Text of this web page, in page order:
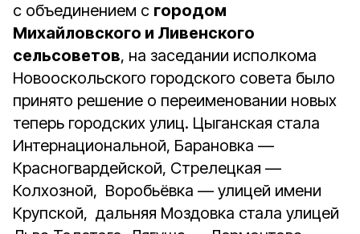
с объединением с городом
Михайловского и Ливенского
сельсоветов, на заседании исполкома
Новооскольского городского совета было
принято решение о переименовании новых
теперь городских улиц. Цыганская стала
Интернациональной, Барановка —
Красногвардейской, Стрелецкая —
Колхозной, Воробьёвка — улицей имени
Крупской, дальняя Моздовка стала улицей